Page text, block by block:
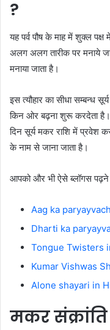
?
यह पर्व पौष के माह में शुक्ल पक्ष
अलग अलग तारीक पर मनाये
मनाया जाता है।
इस त्यौहार का सीधा सम्बन्ध
किन ओर बढ़ना शुरू करदेता
दिन सूर्य मकर राशि में प्रवेश
के नाम से जाना जाता है।
आपको और भी ऐसे ब्लॉगस पढ़ने
Aag ka
Dharti ka
Tongue Twisters
Kumar Vishwas
Alone shayari in
मकर